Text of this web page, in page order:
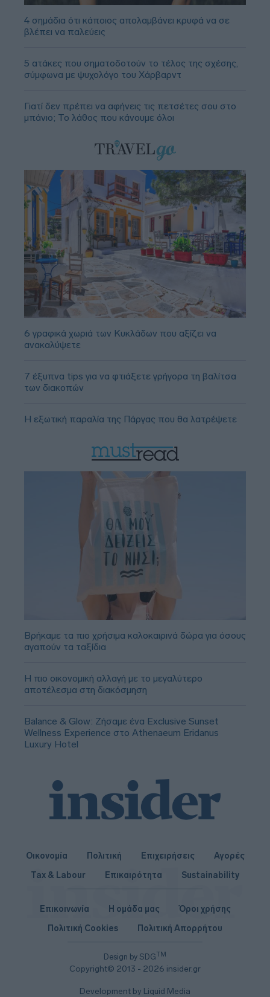
4 σημάδια ότι κάποιος απολαμβάνει κρυφά να σε
βλέπει να παλεύεις
5 ατάκες που σηματοδοτούν το τέλος της σχέσης,
σύμφωνα με ψυχολόγο του Χάρβαρντ
Γιατί δεν πρέπει να αφήνεις τις πετσέτες σου στο
μπάνιο; Το λάθος που κάνουμε όλοι
6 γραφικά χωριά των Κυκλάδων που αξίζει να
ανακαλύψετε
7 έξυπνα tips για να φτιάξετε γρήγορα τη βαλίτσα
των διακοπών
Η εξωτική παραλία της Πάργας που θα λατρέψετε
Βρήκαμε τα πιο χρήσιμα καλοκαιρινά δώρα για όσους
αγαπούν τα ταξίδια
Η πιο οικονομική αλλαγή με το μεγαλύτερο
αποτέλεσμα στη διακόσμηση
Balance & Glow: Ζήσαμε ένα Exclusive Sunset
Wellness Experience στο Athenaeum Eridanus
Luxury Hotel
Οικονομία Πολιτική Επιχειρήσεις
Αγορές
Tax & Labour
Επικαιρότητα Sustainability
Design by SDGTM
Copyright© 2013 - 2026 insider.gr
Επικοινωνία Η ομάδα μας
Όροι χρήσης
Πολιτική Cookies
Πολιτική Απορρήτου
Development by Liquid Media